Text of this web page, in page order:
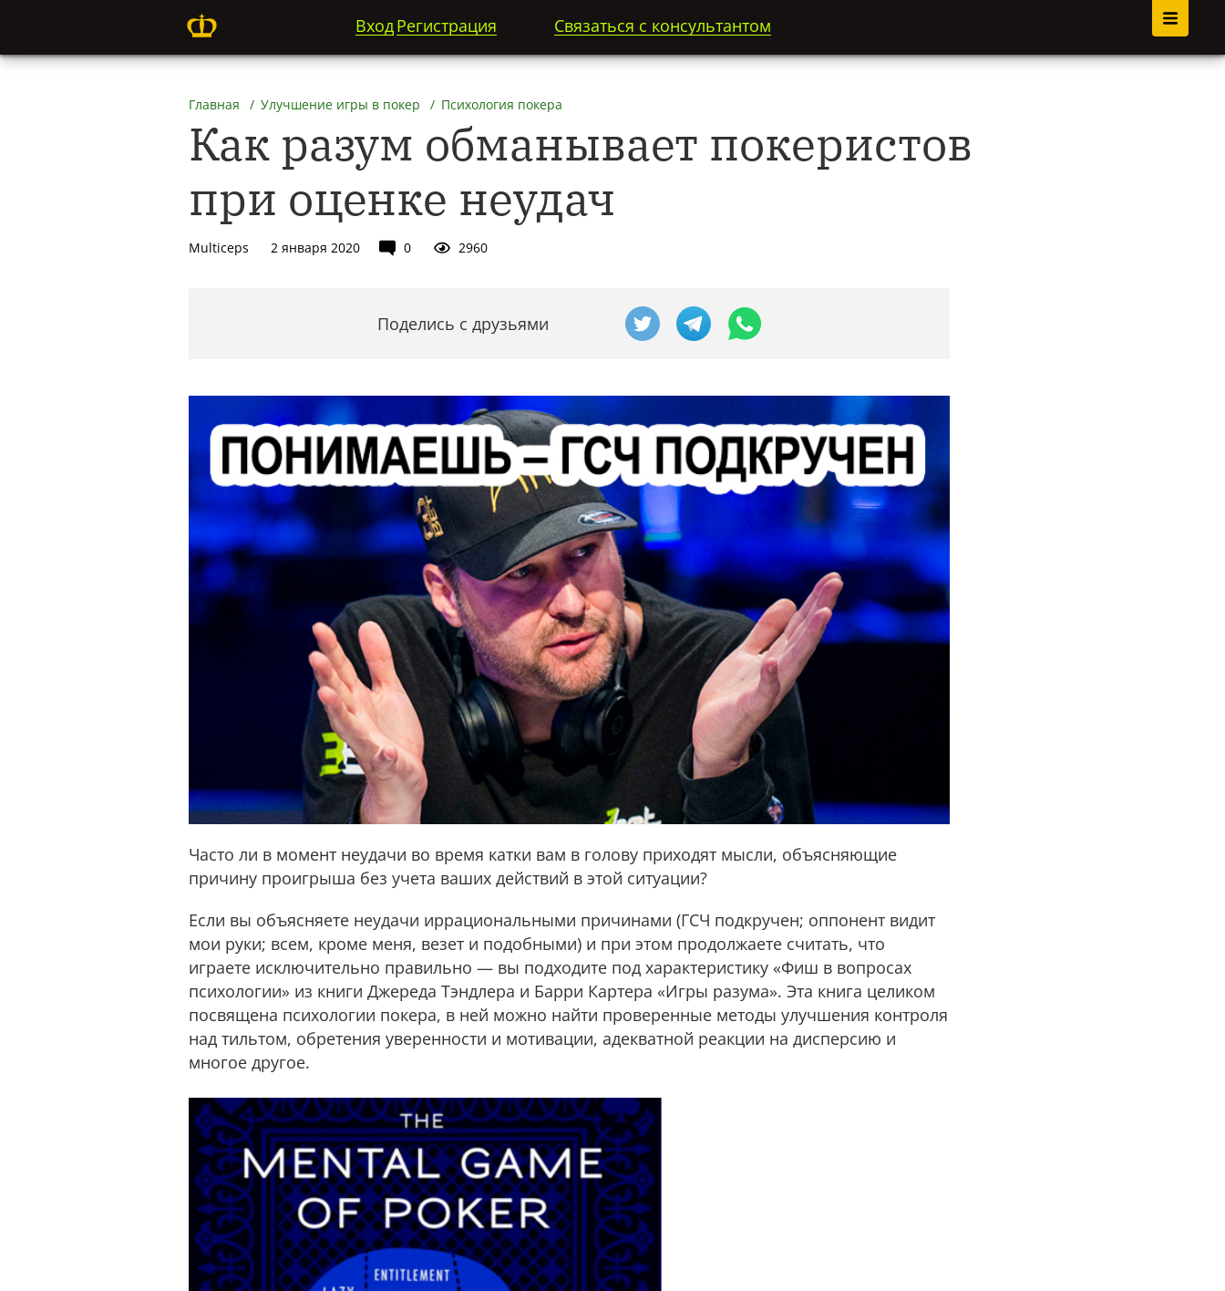
ВходРегистрация Связаться с консультантом
Главная Улучшение игры в покер Психология покера
Как разум обманывает покеристов
при оценке неудач
Multiceps 2 января 2020 0 2960
Поделись с друзьями
Часто ли в момент неудачи во время катки вам в голову приходят мысли, объясняющие
причину проигрыша без учета ваших действий в этой ситуации?
Если вы объясняете неудачи иррациональными причинами (ГСЧ подкручен; оппонент видит
мои руки; всем, кроме меня, везет и подобными) и при этом продолжаете считать, что
играете исключительно правильно — вы подходите под характеристику «Фиш в вопросах
психологии» из книги Джереда Тэндлера и Барри Картера «Игры разума». Эта книга целиком
посвящена психологии покера, в ней можно найти проверенные методы улучшения контроля
над тильтом, обретения уверенности и мотивации, адекватной реакции на дисперсию и
многое другое.